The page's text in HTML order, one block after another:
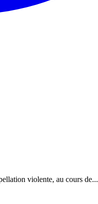
violente, au cours de...